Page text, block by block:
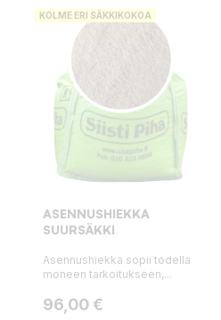
KOLME ERI SÄKKIKOKOA
ASENNUSHIEKKA
SUURSÄKKI
Asennushiekka sopii todella
moneen tarkoitukseen,...
Hinta
96,00 €